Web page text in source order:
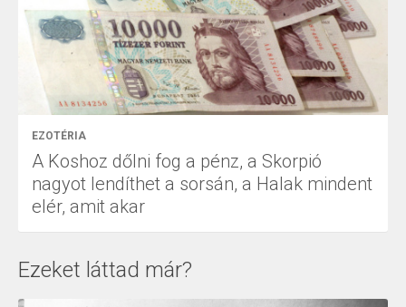
EZOTÉRIA
A Koshoz dőlni fog a pénz, a Skorpió
nagyot lendíthet a sorsán, a Halak mindent
elér, amit akar
Ezeket láttad már?